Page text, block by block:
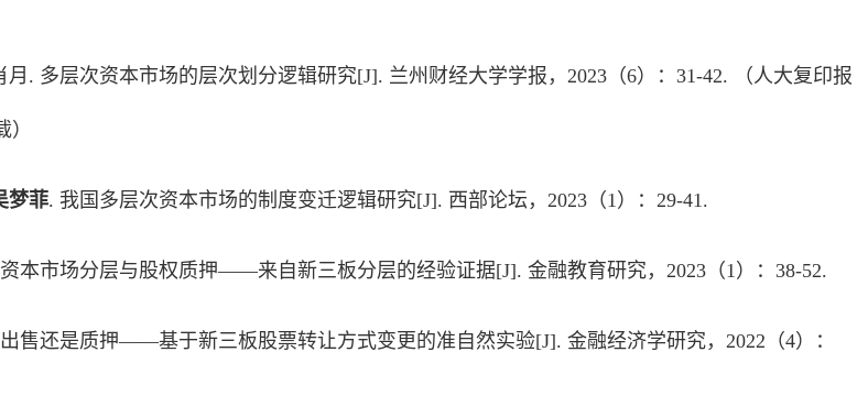
月 . 多层次资本市场的层次划分逻辑研究[J]. 兰州财经大学学报， 2023 （6）： 31-42. （人大复印报
梦菲. 我国多层次资本市场的制度变迁逻辑研究[J]. 西部论坛， 2023 （1 ）： 29-41.
资本市场分层与股权质押——来自新三板分层的经验证据[J]. 金融教育研究， 2023 （1 ）： 38-52.
出售还是质押——基于新三板股票转让方式变更的准自然实验[J]. 金融经济学研究， 2022 （4）：